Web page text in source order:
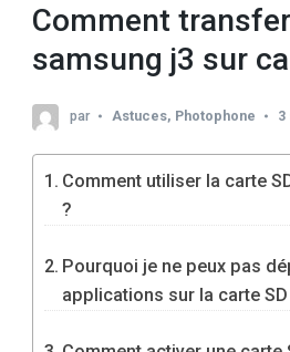
Comment
samsung j3 sur
par Astuces, Photophone 3
Comment utiliser la carte
?
Pourquoi je ne peux pas
applications sur la carte SD